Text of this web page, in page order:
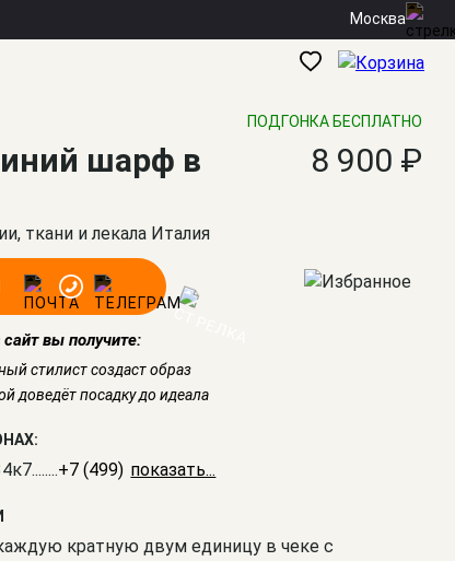
Москва
ПОДГОНКА БЕСПЛАТНО
шарф в
8 900 ₽
ткани и лекала Италия
вы получите:
стилист создаст образ
доведёт посадку до идеала
........+7 (499) 350-41-77
кратную двум единицу в чеке с